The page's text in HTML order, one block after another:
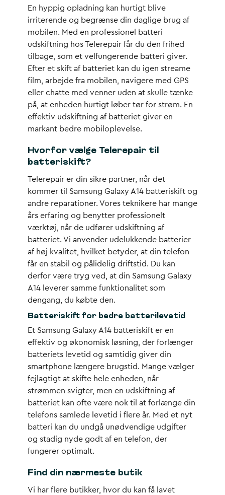
En hyppig opladning kan hurtigt blive
irriterende og begrænse din daglige brug af
mobilen. Med en professionel batteri
udskiftning hos Telerepair får du den frihed
tilbage, som et velfungerende batteri giver.
Efter et skift af batteriet kan du igen streame
film, arbejde fra mobilen, navigere med GPS
eller chatte med venner uden at skulle tænke
på, at enheden hurtigt løber tør for strøm. En
effektiv udskiftning af batteriet giver en
markant bedre mobiloplevelse.
Hvorfor vælge Telerepair til
batteriskift?
Telerepair er din sikre partner, når det
kommer til Samsung Galaxy A14 batteriskift og
andre reparationer. Vores teknikere har mange
års erfaring og benytter professionelt
værktøj, når de udfører udskiftning af
batteriet. Vi anvender udelukkende batterier
af høj kvalitet, hvilket betyder, at din telefon
får en stabil og pålidelig driftstid. Du kan
derfor være tryg ved, at din Samsung Galaxy
A14 leverer samme funktionalitet som
dengang, du købte den.
Batteriskift for bedre batterilevetid
Et Samsung Galaxy A14 batteriskift er en
effektiv og økonomisk løsning, der forlænger
batteriets levetid og samtidig giver din
smartphone længere brugstid. Mange vælger
fejlagtigt at skifte hele enheden, når
strømmen svigter, men en udskiftning af
batteriet kan ofte være nok til at forlænge din
telefons samlede levetid i flere år. Med et nyt
batteri kan du undgå unødvendige udgifter
og stadig nyde godt af en telefon, der
fungerer optimalt.
Find din nærmeste butik
Vi har flere butikker, hvor du kan få lavet